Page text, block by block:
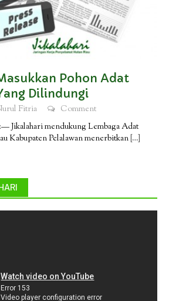
Pohon Adat
Dilindungi
Fitria
Comment
Jikalahari mendukung Lembaga Adat
Kabupaten Pelalawan menerbitkan […]